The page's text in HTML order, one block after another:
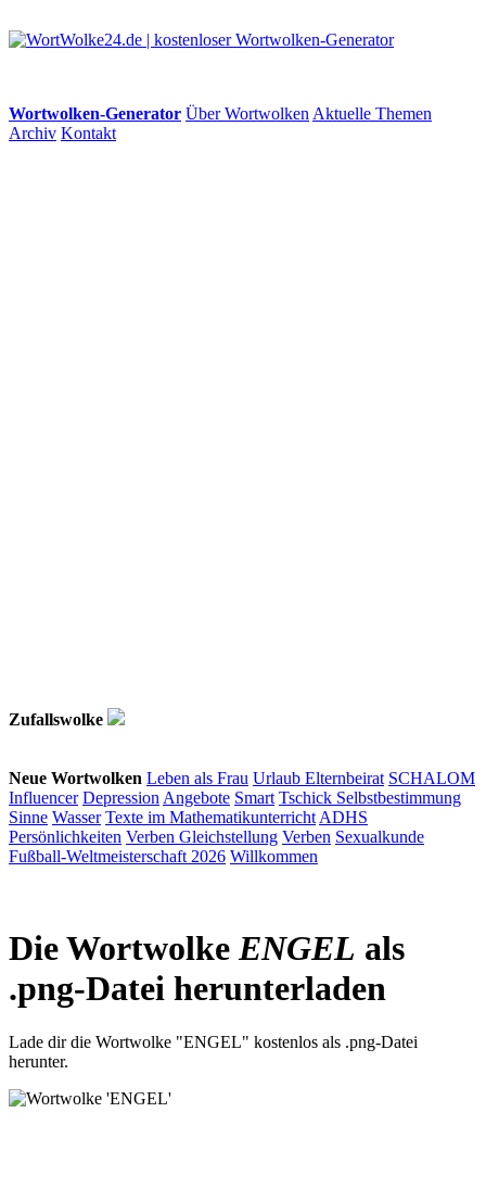
Wortwolken-Generator Über Wortwolken Aktuelle Themen
Archiv Kontakt
Zufallswolke
Neue Wortwolken Leben als Frau Urlaub Elternbeirat SCHALOM
Influencer Depression Angebote Smart Tschick Selbstbestimmung
Sinne Wasser Texte im Mathematikunterricht ADHS
Persönlichkeiten Verben Gleichstellung Verben Sexualkunde
Fußball-Weltmeisterschaft 2026 Willkommen
Die WortwolkeENGEL als
.png-Datei herunterladen
Lade dir die Wortwolke "ENGEL" kostenlos als .png-Datei
herunter.